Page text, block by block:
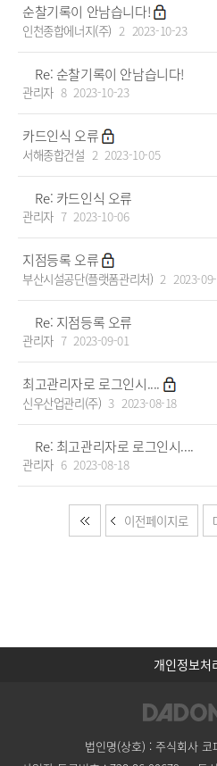
순찰기록이 안남습니다!
인천종합에너지(주) 2 2023-10-23
Re: 순찰기록이 안남습니다!
관리자 8 2023-10-23
카드인식 오류
서해종합건설 2 2023-10-05
Re: 카드인식 오류
관리자 7 2023-10-06
지점등록 오류
부산시설공단(플랫폼관리처) 2 2023-
Re: 지점등록 오류
관리자 7 2023-09-01
최고관리자로 로그인시....
신우산업관리(주) 3 2023-08-18
Re: 최고관리자로 로그인시....
관리자 6 2023-08-18
이전페이지로
개인정보처
법인명(상호) : 주식회사 코